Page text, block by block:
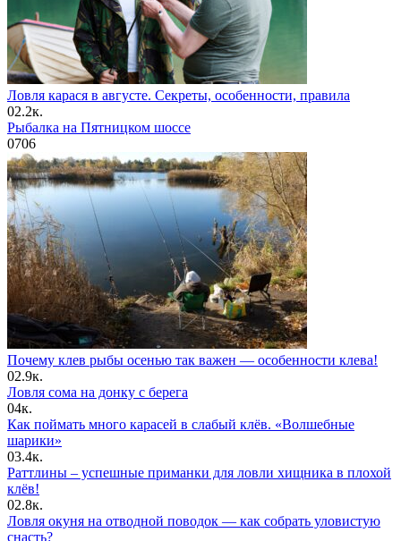
Ловля карася в августе. Секреты, особенности, правила
02.2к.
Рыбалка на Пятницком шоссе
0706
Почему клев рыбы осенью так важен — особенности клева!
02.9к.
Ловля сома на донку с берега
04к.
Как поймать много карасей в слабый клёв. «Волшебные
шарики»
03.4к.
Раттлины – успешные приманки для ловли хищника в плохой
клёв!
02.8к.
Ловля окуня на отводной поводок — как собрать уловистую
снасть?